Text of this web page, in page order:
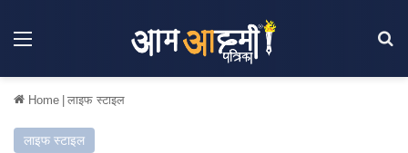
Menu
Home लाइफ स्टाइल
लाइफ स्टाइल